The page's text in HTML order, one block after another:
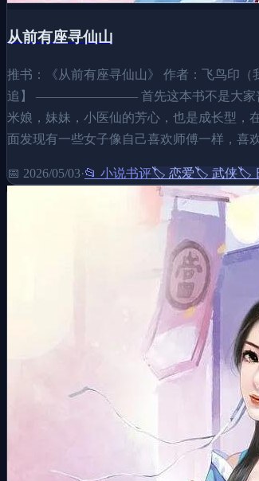
从前有座寻仙山
推书：《从前有座寻仙山》 作者：飞鸟印
追】 ———————— 首先这本书不是大家普遍
米娘，妹妹，小医仙的芳心，也是成长型
面发现有一些女子像自己喜欢师傅一样，喜
📅 2026/05/03·📂 小说书评🏷️ 恋爱🏷️ 武侠🏷️